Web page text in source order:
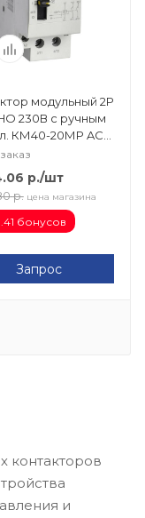
модульный 2Р
230В с ручным
КМ40-20МР AC
MKK12-40-20
р./шт
р. цена магазина
бонусов
Запрос
контакторов
и